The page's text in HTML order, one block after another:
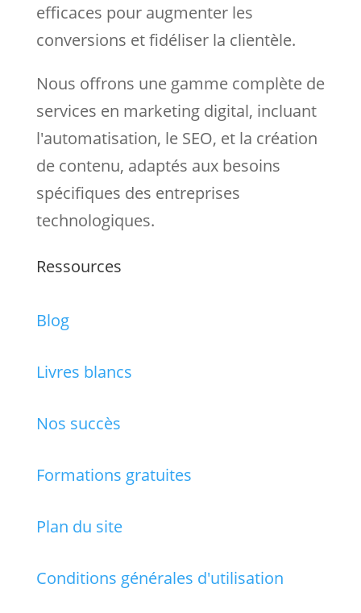
efficaces pour augmenter les
conversions et fidéliser la clientèle.
Nous offrons une gamme complète de
services en marketing digital, incluant
l'automatisation, le SEO, et la création
de contenu, adaptés aux besoins
spécifiques des entreprises
technologiques.
Ressources
Blog
Livres blancs
Nos succès
Formations gratuites
Plan du site
Conditions générales d'utilisation